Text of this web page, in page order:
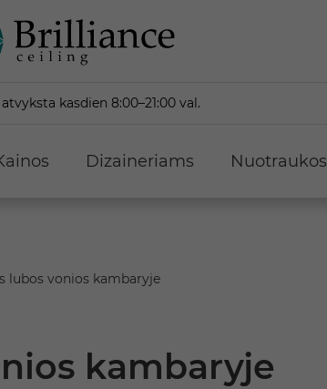
kasdien 8:00–21:00 val.
Dizaineriams Nuotraukos
lubos vonios kambaryje
kambaryje